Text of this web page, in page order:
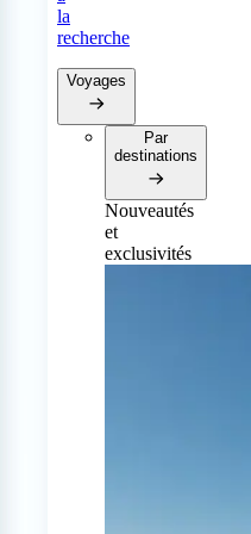
la
recherche
Voyages
Par
destinations
Nouveautés
et
exclusivités